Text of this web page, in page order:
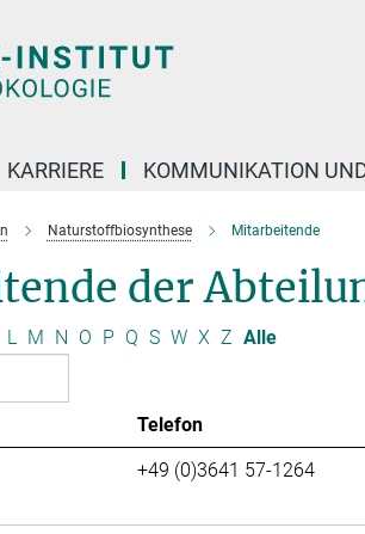
KARRIERE KOMMUNIKATION
Naturstoffbiosynthese Mitarbeitende
der
L M N O P Q S W X Z Alle
Telefon
+49 (0)3641 57-1264